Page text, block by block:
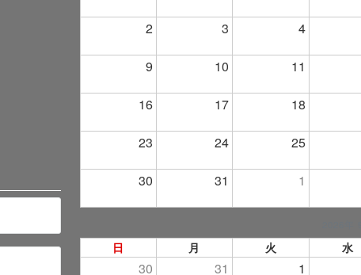
2 3 4
9 10 11
16 17 18
23 24 25
30 31 1
日 月 火 水
30 31 1